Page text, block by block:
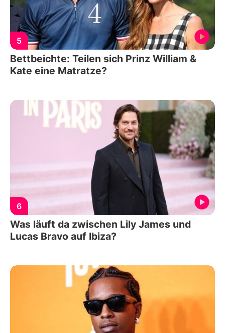
5
Bettbeichte: Teilen sich Prinz William &
Kate eine Matratze?
6
Was läuft da zwischen Lily James und
Lucas Bravo auf Ibiza?